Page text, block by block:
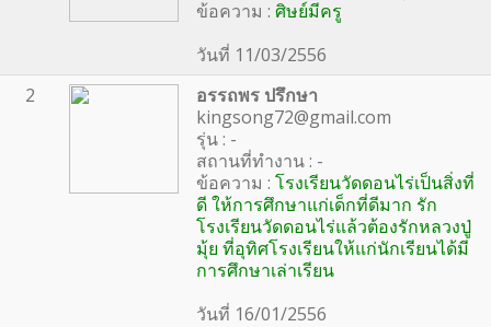
ข้อความ : ศิษย์มีครู
วันที่ 11/03/2556
2
อรรถพร ปรึกษา
kingsong72@gmail.com
รุ่น : -
สถานที่ทำงาน : -
ข้อความ : โรงเรียนวัดดอนไร่เป็นสิ่งที่
ดี ให้การศึกษาแก่เด็กที่ดีมาก รัก
โรงเรียนวัดดอนไร่แล้วต้องรักหลวงปู่
มุ้ย ที่อุทิศโรงเรียนให้แก่นักเรียนได้มี
การศึกษาเล่าเรียน
วันที่ 16/01/2556